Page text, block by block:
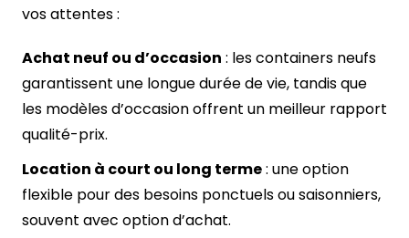
vos attentes :
Achat neuf ou d’occasion : les containers neufs
garantissent une longue durée de vie, tandis que
les modèles d’occasion offrent un meilleur rapport
qualité-prix.
Location à court ou long terme: une option
flexible pour des besoins ponctuels ou saisonniers,
souvent avec option d’achat.